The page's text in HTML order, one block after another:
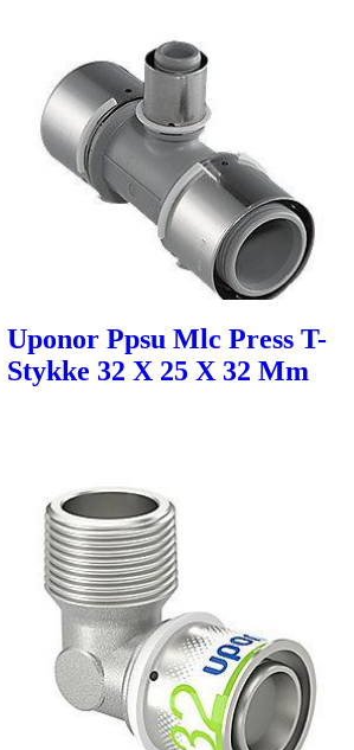
Uponor Ppsu Mlc Press T-
Stykke 32 X 25 X 32 Mm